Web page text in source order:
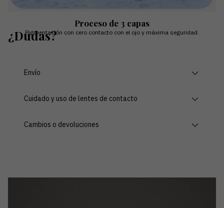
Proceso de 3 capas
Pigmentación con cero contacto con el ojo y máxima seguridad.
¿Dudas?
Envío
Cuidado y uso de lentes de contacto
Cambios o devoluciones